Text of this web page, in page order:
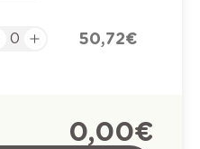
50,72 €
0,00 €